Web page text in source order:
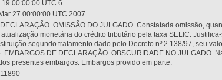
00:00:00 UTC 6
27 00:00:00 UTC 2007
OMISSÃO DO JULGADO. Constatada omissão,
monetária do crédito tributário pela taxa SELIC.
segundo tratamento dado pelo Decreto nº 2.138/97, seu
EMBARGOS DE DECLARAÇÃO. OBSCURIDADE NO
presentes embargos. Embargos provido em parte.